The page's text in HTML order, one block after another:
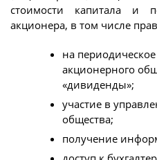
стоимости капитала и
акционера, в том числе
на
акционерного
«дивиденды»;
участие в
общества;
получение